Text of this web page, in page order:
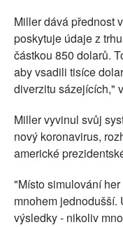
Miller dává přednost
poskytuje údaje z
částkou 850 dolarů.
aby vsadili tisíce
diverzitu sázejících,"
Miller vyvinul svůj
nový koronavirus,
americké
"Místo simulování
mnohem
výsledky - nikoliv